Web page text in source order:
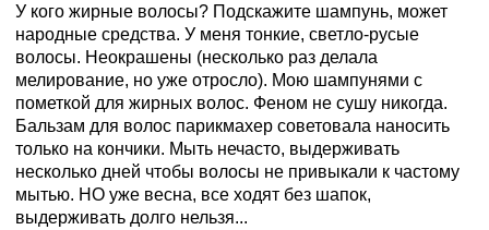
У кого жирные волосы? Подскажите шампунь, может
народные средства. У меня тонкие, светло-русые
волосы. Неокрашены (несколько раз делала
мелирование, но уже отросло). Мою шампунями с
пометкой для жирных волос. Феном не сушу никогда.
Бальзам для волос парикмахер советовала наносить
только на кончики. Мыть нечасто, выдерживать
несколько дней чтобы волосы не привыкали к частому
мытью. НО уже весна, все ходят без шапок,
выдерживать долго нельзя...